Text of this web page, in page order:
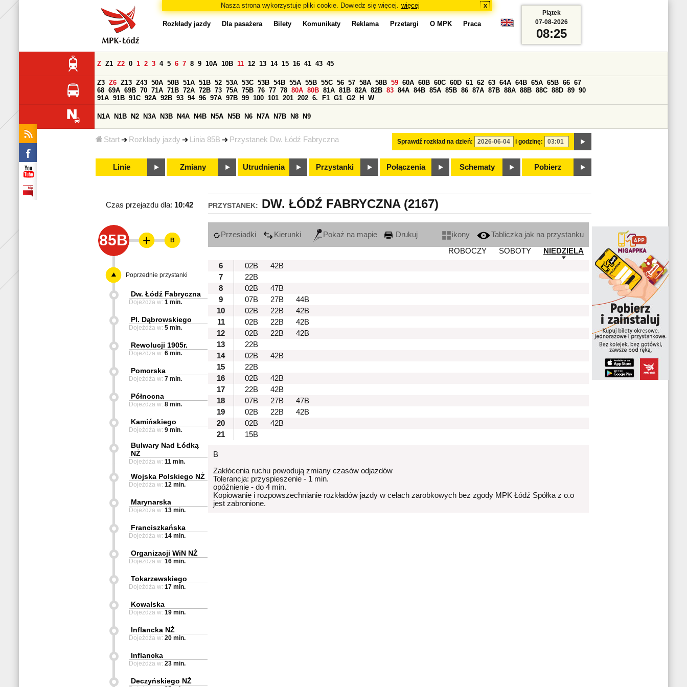
Nasza strona wykorzystuje pliki cookie. Dowiedz się więcej. więcej x
Start Rozkłady jazdy Linia 85B Przystanek Dw. Łódź Fabryczna
Rozkłady jazdy Dla pasażera Bilety Komunikaty Reklama Przetargi O MPK Praca
Sprawdź rozkład na dzień: i godzinę:
Z Z1 Z2 0 1 2 3 4 5 6 7 8 9 10A 10B 11 12 13 14 15 16 41 43 45
Z3 Z6 Z13 Z43 50A 50B 51A 51B 52 53A 53C 53B 54B 55A 55B 55C 56 57 58A 58B 59 60A 60B 60C 60D 61 62 63 64A 64B 65A 65B 66 67
68 69A 69B 70 71A 71B 72A 72B 73 75A 75B 76 77 78 80A 80B 81A 81B 82A 82B 83 84A 84B 85A 85B 86 87A 87B 88A 88B 88C 88D 89 90
91A 91B 91C 92A 92B 93 94 96 97A 97B 99 100 101 201 202 6. F1 G1 G2 H W
N1A N1B N2 N3A N3B N4A N4B N5A N5B N6 N7A N7B N8 N9
Linie Zmiany Utrudnienia Przystanki Połączenia Schematy Pobierz
Piątek
07-08-2026
08:25
PRZYSTANEK: DW. ŁÓDŹ FABRYCZNA (2167)
Czas przejazdu dla: 10:42
85B Przesiadki Kierunki Pokaż na mapie Drukuj ikony
Tabliczka jak na przystanku
ROBOCZY
SOBOTY
NIEDZIELA
6
02B
42B
7
22B
8
02B
47B
9
07B 27B
44B
10
02B 22B
42B
11
02B 22B
42B
12
02B 22B
42B
13
22B
14
02B
42B
15
22B
16
02B
42B
17
22B
42B
18
07B 27B
47B
19
02B 22B
42B
20
02B
42B
21
15B
B
Zakłócenia ruchu powodują zmiany czasów odjazdów
Tolerancja: przyspieszenie - 1 min.
opóźnienie - do 4 min.
Kopiowanie i rozpowszechnianie rozkładów jazdy w celach zarobkowych bez zgody MPK Łódź Spółka z o.o
jest zabronione.
B
Poprzednie przystanki
Dw. Łódź Fabryczna
Dojeżdża w: 1 min.
Pl. Dąbrowskiego
Dojeżdża w: 5 min.
Rewolucji 1905r.
Dojeżdża w: 6 min.
Pomorska
Dojeżdża w: 7 min.
Północna
Dojeżdża w: 8 min.
Kamińskiego
Dojeżdża w: 9 min.
Bulwary Nad Łódką
NŻ
Dojeżdża w: 11 min.
Wojska Polskiego NŻ
Dojeżdża w: 12 min.
Marynarska
Dojeżdża w: 13 min.
Franciszkańska
Dojeżdża w: 14 min.
Organizacji WiN NŻ
Dojeżdża w: 16 min.
Tokarzewskiego
Dojeżdża w: 17 min.
Kowalska
Dojeżdża w: 19 min.
Inflancka NŻ
Dojeżdża w: 20 min.
Inflancka
Dojeżdża w: 23 min.
Deczyńskiego NŻ